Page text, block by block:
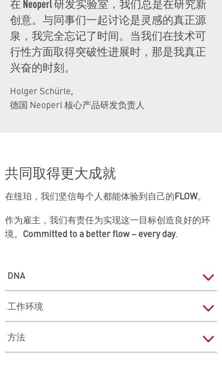
在 Neoperl 研发实验室，我们总是在研究新
创意。与同事们一起讨论是灵感的真正源
泉，我完全忘记了时间。当我们在技术可
行性方面取得突破性进展时，那是我真正
兴奋的时刻。
Holger Schürle,
德国 Neoperl 核心产品研发负责人
共同取得更大成就
在纽珀，我们坚信每个人都能体验到自己的FLOW。
作为雇主，我们有责任为实现这一目标创造良好的环
境。 Committed to a better flow – every day.
DNA
我们相互尊重、重视和信任。我们相互倾听，以公平
和诚实的态度对待彼此。我们在工作中相互支持，并
认可彼此的成就。我们意识到，我们的行为方式会对
工作环境
我们提供一个友好的工作环境，在这里，合作非常重
要。在这里，员工可以通过富有挑战性的工作不断自
方法